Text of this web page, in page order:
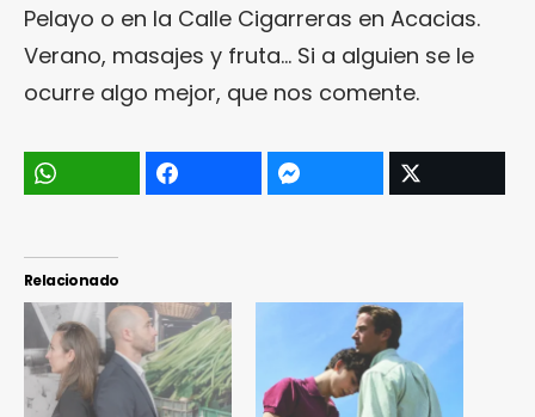
Pelayo o en la Calle Cigarreras en Acacias.
Verano, masajes y fruta… Si a alguien se le
ocurre algo mejor, que nos comente.
Relacionado